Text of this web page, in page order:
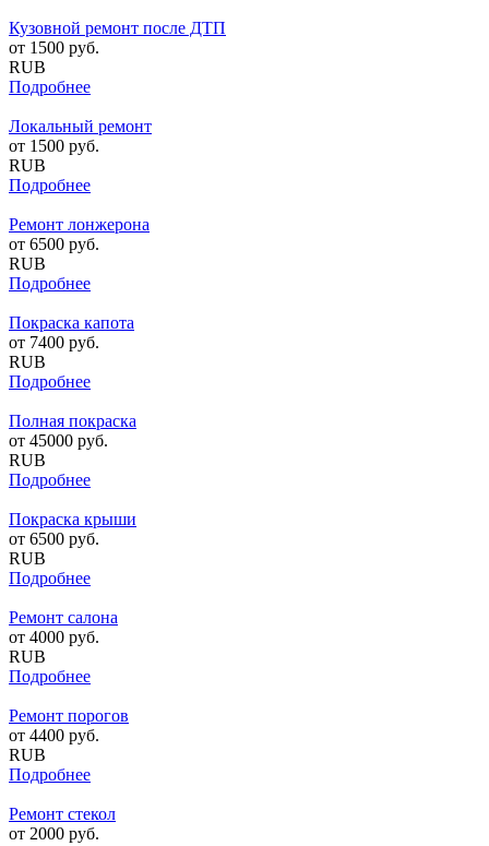
Кузовной ремонт после ДТП
от 1500 руб.
RUB
Подробнее
Локальный ремонт
от 1500 руб.
RUB
Подробнее
Ремонт лонжерона
от 6500 руб.
RUB
Подробнее
Покраска капота
от 7400 руб.
RUB
Подробнее
Полная покраска
от 45000 руб.
RUB
Подробнее
Покраска крыши
от 6500 руб.
RUB
Подробнее
Ремонт салона
от 4000 руб.
RUB
Подробнее
Ремонт порогов
от 4400 руб.
RUB
Подробнее
Ремонт стекол
от 2000 руб.